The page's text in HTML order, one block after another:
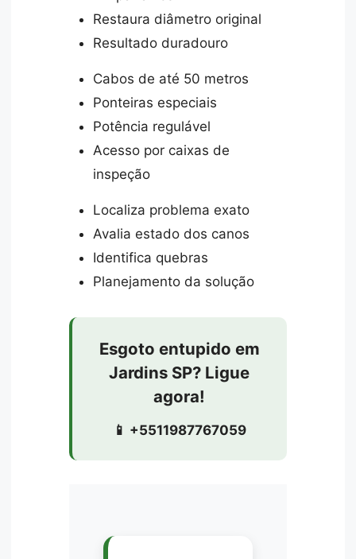
Restaura diâmetro original
Resultado duradouro
Cabos de até 50 metros
Ponteiras especiais
Potência regulável
Acesso por caixas de
inspeção
Localiza problema exato
Avalia estado dos canos
Identifica quebras
Planejamento da solução
Esgoto entupido em
Jardins SP? Ligue
agora!
📱 +5511987767059